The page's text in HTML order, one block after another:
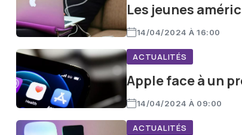
Les jeunes
14/04/2024 À 16:00
ACTUALITÉS
Apple face à un
14/04/2024 À 09:00
ACTUALITÉS